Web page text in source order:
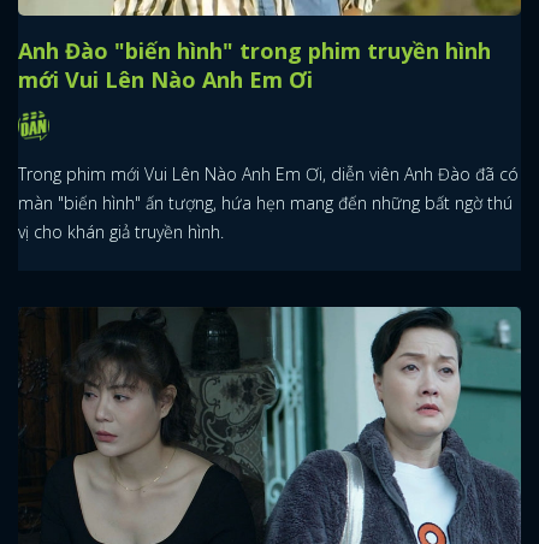
Anh Đào "biến hình" trong phim truyền hình
mới Vui Lên Nào Anh Em Ơi
Trong phim mới Vui Lên Nào Anh Em Ơi, diễn viên Anh Đào đã có
màn "biến hình" ấn tượng, hứa hẹn mang đến những bất ngờ thú
vị cho khán giả truyền hình.